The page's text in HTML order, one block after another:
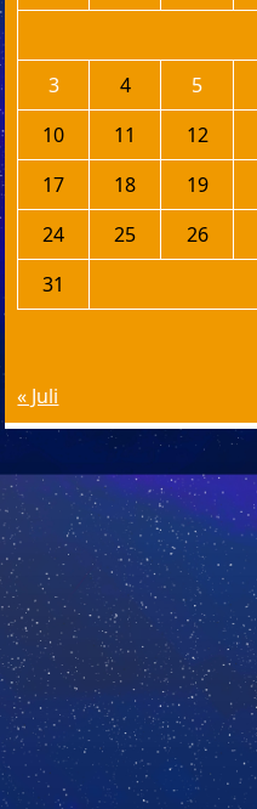
3
4 5
10
11 12
17
18 19
24
25 26
31
« Juli